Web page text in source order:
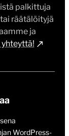
palkittuja
räätälöityjä
ja
yhteyttä!
WordPress-